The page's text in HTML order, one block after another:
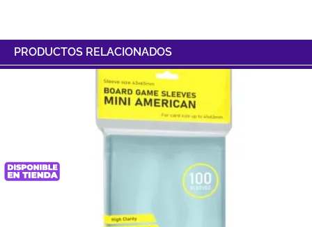
PRODUCTOS RELACIONADOS